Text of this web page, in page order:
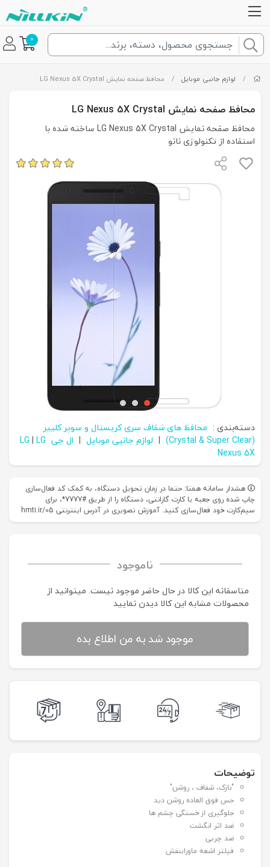
0
/ لوازم جانبی موبایل / محافظ صفحه نمایش LG Nexus 5X Crystal
محافظ صفحه نمایش LG Nexus 5X Crystal
محافظ صفحه نمایش LG Nexus 5X Crystal ساخته شده با
استفاده از تکنولوژی نانو
دسته‌بندی : محافظ های شفاف سری کریستال و سوپر کلییر
(Crystal & Super Clear)
| لوازم جانبی موبایل | ال جی LG | LG
Nexus 5X
هشدار سامانه همتا: حتما در زمان تحویل دستگاه، به کمک کد فعال‌سازی
چاپ شده روی جعبه یا کارت گارانتی، دستگاه را از طریق #7777*، برای
سیم‌کارت خود فعال‌سازی کنید. آموزش تصویری در آدرس اینترنتی hmti.ir/05
ناموجود
متاسفانه این کالا در حال حاضر موجود نیست. می‍توانید از
محصولات مشابه این کالا دیدن نمایید
موجود شد به من اطلاع بده
توضیحات
"نازک، شفاف ، روشن"
حس فوق العاده روشن دید
جلوگیری از خستگی چشم ها
ضد اثر انگشت
ضد چربی
فیلتر اشعه ماورابنفش